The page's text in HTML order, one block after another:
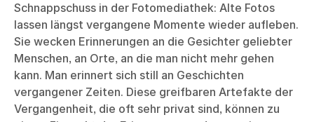
Schnappschuss in der Fotomediathek: Alte Fotos
lassen längst vergangene Momente wieder aufleben.
Sie wecken Erinnerungen an die Gesichter geliebter
Menschen, an Orte, an die man nicht mehr gehen
kann. Man erinnert sich still an Geschichten
vergangener Zeiten. Diese greifbaren Artefakte der
Vergangenheit, die oft sehr privat sind, können zu